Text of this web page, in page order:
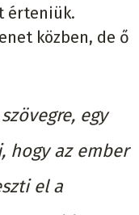
érteniük.
közben, de ő
egy
hogy az ember
el a